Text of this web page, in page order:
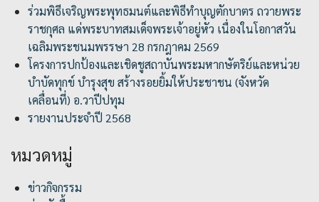
ร่วมพิธีเจริญพระพุทธมนต์และพิธีทำบุญตักบาตร ถวายพระ
ราชกุศล แด่พระบาทสมเด็จพระเจ้าอยู่หัว เนื่องในโอกาสวัน
เฉลิมพระชนมพรรษา 28 กรกฎาคม 2569
โครงการปกป้องและเชิดชูสถาบันพระมหากษัตริย์และหน่วย
บำบัดทุกข์ บำรุงสุข สร้างรอยยิ้มให้ประชาชน (จังหวัด
เคลื่อนที่) อ.วาปีปทุม
รายงานประจำปี 2568
หมวดหมู่
ข่าวกิจกรรม